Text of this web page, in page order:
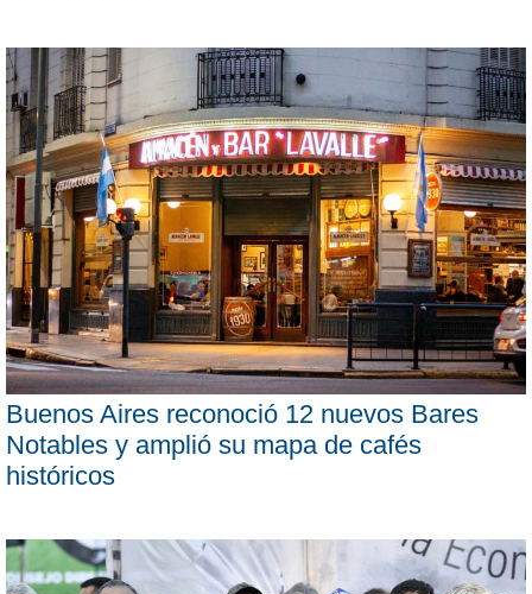
Buenos Aires reconoció 12 nuevos Bares
Notables y amplió su mapa de cafés
históricos